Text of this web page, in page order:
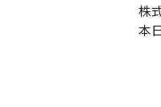
株
本